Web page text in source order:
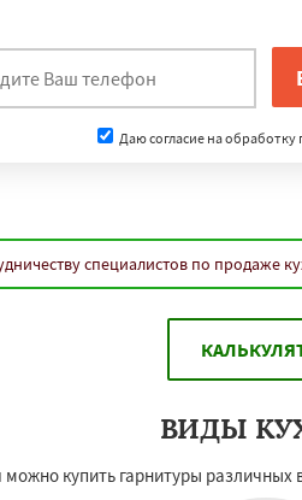
Даю согласие на
специалистов по продаже
ВИДЫ
купить гарнитуры различных